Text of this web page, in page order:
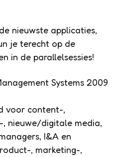
nieuwste applicaties,
je terecht op de
in de parallelsessies!
Systems 2009
voor content-,
nieuwe/digitale media,
I&A en
, marketing-,